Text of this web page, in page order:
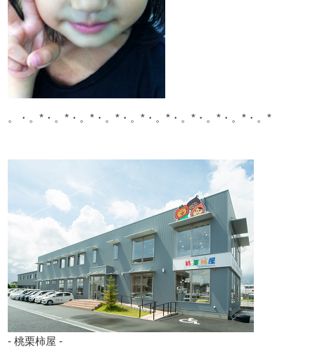
。・。*・。*・。*・。*・。*・。*・。*・。*・。*・。*
- 桃栗柿屋 -